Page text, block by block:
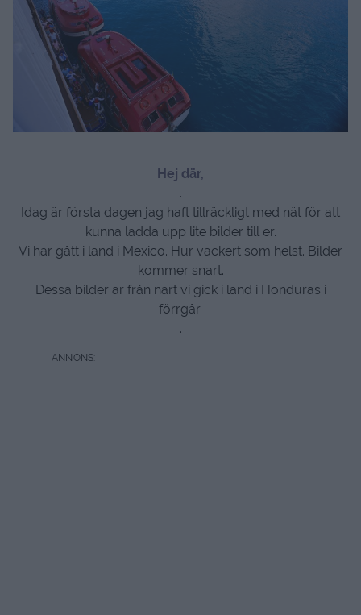
Hej där,
.
Idag är första dagen jag haft tillräckligt med nät för att
kunna ladda upp lite bilder till er.
Vi har gått i land i Mexico. Hur vackert som helst. Bilder
kommer snart.
Dessa bilder är från närt vi gick i land i Honduras i
förrgår.
.